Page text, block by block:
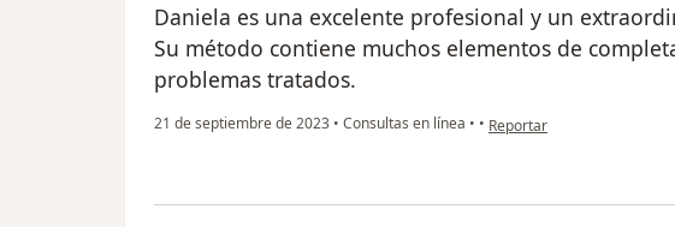
Daniela es una excelente profesional y un
Su método contiene muchos elementos de
problemas tratados.
21 de septiembre de 2023 • Consultas en línea • • en opinión del usuario IFZR
Reportar